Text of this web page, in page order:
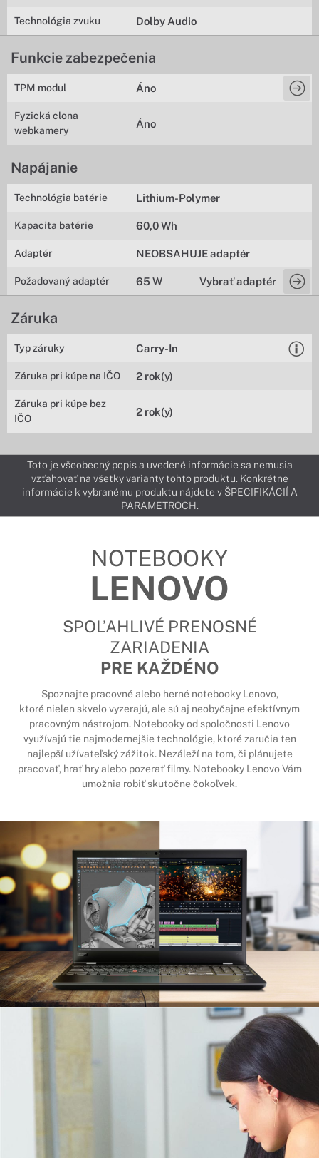
Technológia zvuku Dolby Audio
Funkcie zabezpečenia
TPM modul Áno
Fyzická clona
webkamery
Áno
Napájanie
Technológia batérie Lithium-Polymer
Kapacita batérie 60,0 Wh
Adaptér NEOBSAHUJE adaptér
Požadovaný adaptér 65 W Vybrať adaptér
Záruka
Typ záruky Carry-In
Záruka pri kúpe na IČO 2 rok(y)
Záruka pri kúpe bez
IČO
2 rok(y)
Toto je všeobecný popis a uvedené informácie sa nemusia
vzťahovať na všetky varianty tohto produktu. Konkrétne
informácie k vybranému produktu nájdete v ŠPECIFIKÁCIÍ A
PARAMETROCH.
NOTEBOOKY
LENOVO
SPOĽAHLIVÉ PRENOSNÉ
ZARIADENIA
PRE KAŽDÉNO
Spoznajte pracovné alebo herné notebooky Lenovo,
ktoré nielen skvelo vyzerajú, ale sú aj neobyčajne efektívnym
pracovným nástrojom. Notebooky od spoločnosti Lenovo
využívajú tie najmodernejšie technológie, ktoré zaručia ten
najlepší užívateľský zážitok. Nezáleží na tom, či plánujete
pracovať, hrať hry alebo pozerať filmy. Notebooky Lenovo Vám
umožnia robiť skutočne čokoľvek.